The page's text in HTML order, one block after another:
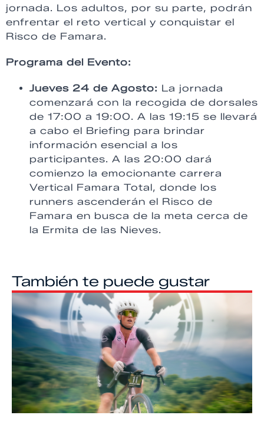
jornada. Los adultos, por su parte, podrán
enfrentar el reto vertical y conquistar el
Risco de Famara.
Programa del Evento:
Jueves 24 de Agosto: La jornada
comenzará con la recogida de dorsales
de 17:00 a 19:00. A las 19:15 se llevará
a cabo el Briefing para brindar
información esencial a los
participantes. A las 20:00 dará
comienzo la emocionante carrera
Vertical Famara Total, donde los
runners ascenderán el Risco de
Famara en busca de la meta cerca de
la Ermita de las Nieves.
También te puede gustar